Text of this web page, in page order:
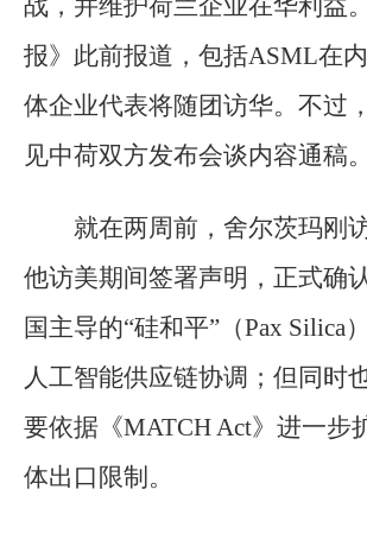
报》此前报道，包括ASML在
体企业代表将随团访华。不过
见中荷双方发布会谈内容通稿。
就在两周前，舍尔茨玛刚
他访美期间签署声明，正式确
国主导的“硅和平”（Pax Silica
人工智能供应链协调；但同时
要依据《MATCH Act》进一步
体出口限制。